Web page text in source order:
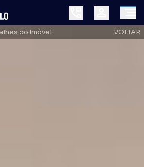
do Imóvel VOLTAR